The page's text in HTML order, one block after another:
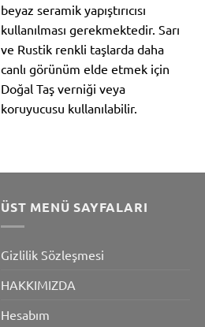
beyaz seramik yapıştırıcısı
kullanılması gerekmektedir. Sarı
ve Rustik renkli taşlarda daha
canlı görünüm elde etmek için
Doğal Taş verniği veya
koruyucusu kullanılabilir.
ÜST MENÜ SAYFALARI
Gizlilik Sözleşmesi
HAKKIMIZDA
Hesabım